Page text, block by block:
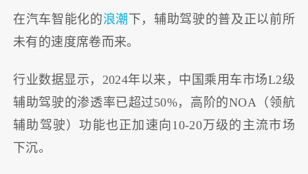
在汽车智能化的浪潮 下，辅助驾驶的普及正以前所
未有的速度席卷而来。
行业数据显示，2024年以来，中国乘用车市场L2级
辅助驾驶的渗透率已超过50%，高阶的NOA（领航
辅助驾驶）功能也正加速向10-20万级的主流市场
下沉。